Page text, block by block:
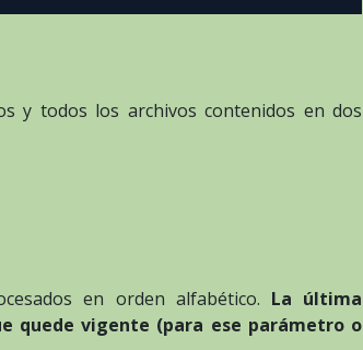
y todos los archivos contenidos en dos
en orden alfabético. La última
quede vigente (para ese parámetro o